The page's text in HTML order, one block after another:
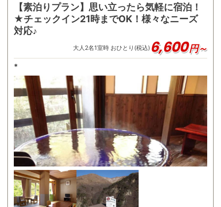
【素泊りプラン】思い立ったら気軽に宿泊！
★チェックイン21時までOK！様々なニーズ
対応♪
大人 2名1室時 おひとり(税込) 6,600円～
*